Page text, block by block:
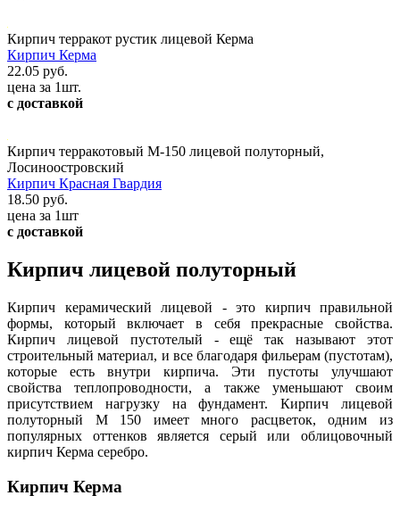
Кирпич терракот рустик лицевой Керма
Кирпич Керма
22.05 руб.
цена за 1шт.
с доставкой
Кирпич терракотовый М-150 лицевой полуторный,
Лосиноостровский
Кирпич Красная Гвардия
18.50 руб.
цена за 1шт
с доставкой
Кирпич лицевой полуторный
Кирпич керамический лицевой - это кирпич правильной
формы, который включает в себя прекрасные свойства.
Кирпич лицевой пустотелый - ещё так называют этот
строительный материал, и все благодаря фильерам (пустотам),
которые есть внутри кирпича. Эти пустоты улучшают
свойства теплопроводности, а также уменьшают своим
присутствием нагрузку на фундамент. Кирпич лицевой
полуторный М 150 имеет много расцветок, одним из
популярных оттенков является серый или облицовочный
кирпич Керма серебро.
Кирпич Керма